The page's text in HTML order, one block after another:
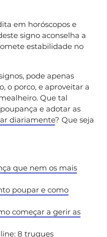
em horóscopos e
signo aconselha a
estabilidade no
pode apenas
o porco, e aproveitar a
Que tal
e adotar as
diariamente? Que seja
que nem os mais
poupar e como
começar a gerir as
8 truques